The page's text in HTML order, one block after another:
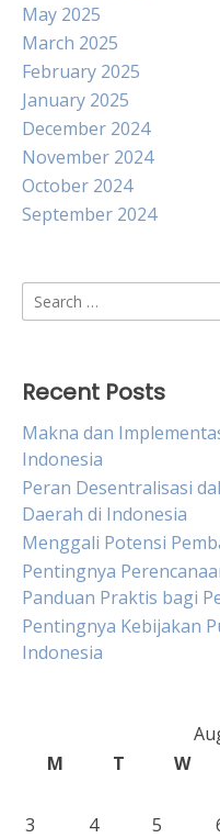
May 2025
March 2025
February 2025
January 2025
December 2024
November 2024
October 2024
September 2024
Search
for:
Recent Posts
Makna dan
Indonesia
Peran Desentralisasi
Daerah di Indonesia
Menggali Potensi
Pentingnya
Panduan Praktis bagi
Pentingnya Kebijakan
Indonesia
M
T W
3
4 5